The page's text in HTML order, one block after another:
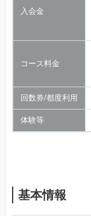
入会金
コース料金
回数券/都度利用
体験等
基本情報